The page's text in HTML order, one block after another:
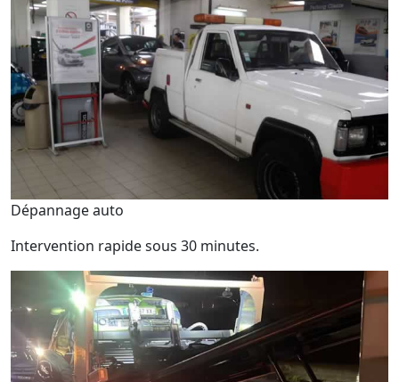
Dépannage auto
Intervention rapide sous 30 minutes.